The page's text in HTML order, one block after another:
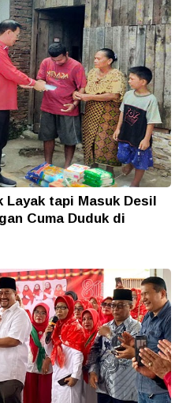
Layak tapi Masuk Desil
Cuma Duduk di